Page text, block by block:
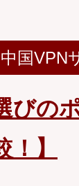
国VPN
びの
】